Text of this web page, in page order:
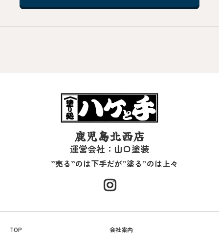
鹿児島北西店
運営会社：山口塗装
”売る”のは下手だが”塗る”のは上々
TOP 会社案内